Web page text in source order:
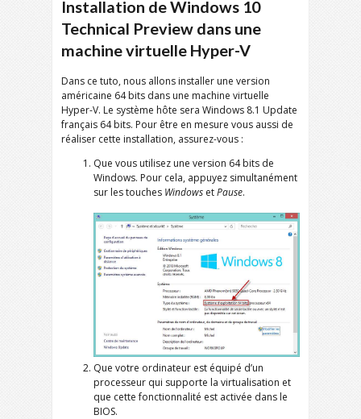
Installation de Windows 10
Technical Preview dans une
machine virtuelle Hyper-V
Dans ce tuto, nous allons installer une version
américaine 64 bits dans une machine virtuelle
Hyper-V. Le système hôte sera Windows 8.1 Update
français 64 bits. Pour être en mesure vous aussi de
réaliser cette installation, assurez-vous :
Que vous utilisez une version 64 bits de
Windows. Pour cela, appuyez simultanément
sur les touches Windows etPause.
Que votre ordinateur est équipé d’un
processeur qui supporte la virtualisation et
que cette fonctionnalité est activée dans le
BIOS.